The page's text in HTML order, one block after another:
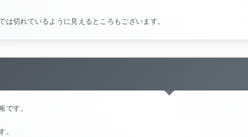
は切れているように見えるところもございます。
です。
。